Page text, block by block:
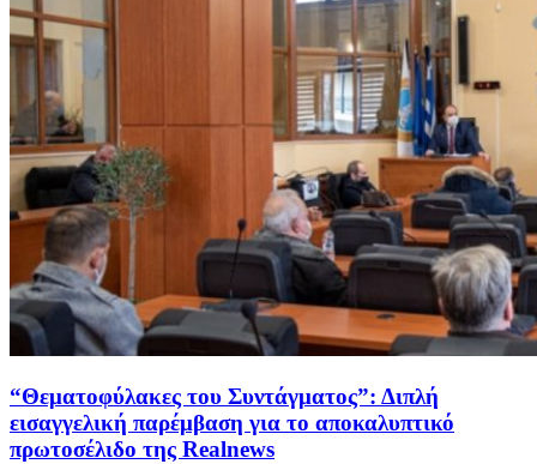
“Θεματοφύλακες του Συντάγματος”: Διπλή
εισαγγελική παρέμβαση για το αποκαλυπτικό
πρωτοσέλιδο της Realnews